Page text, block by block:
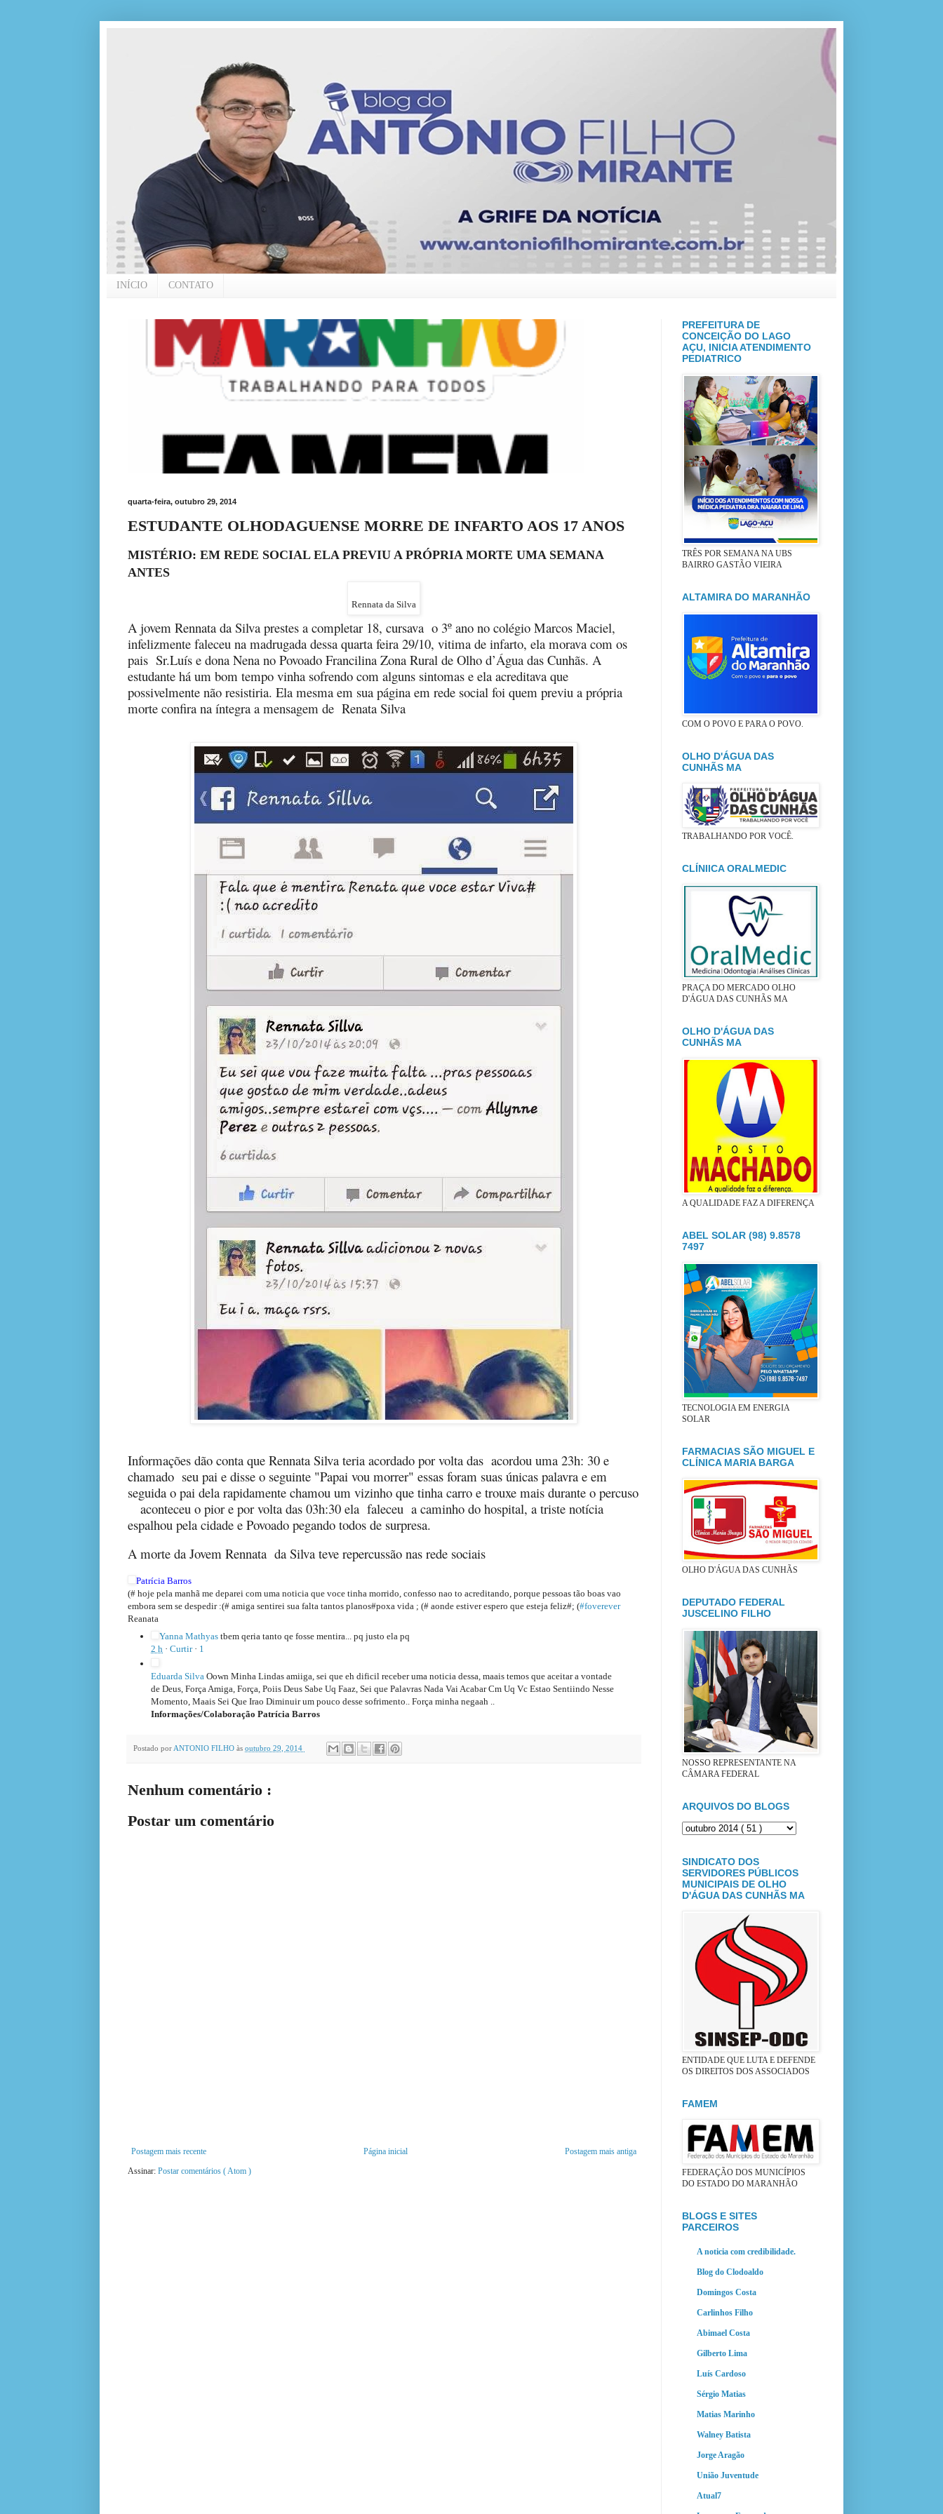
INÍCIO CONTATO
quarta-feira, outubro 29, 2014
ESTUDANTE OLHODAGUENSE MORRE DE INFARTO AOS 17 ANOS
MISTÉRIO: EM REDE SOCIAL ELA PREVIU A PRÓPRIA MORTE UMA SEMANA
ANTES
Rennata da Silva
A jovem Rennata da Silva prestes a completar 18, cursava o 3º ano no colégio Marcos Maciel,
infelizmente faleceu na madrugada dessa quarta feira 29/10, vitima de infarto, ela morava com os
pais Sr.Luís e dona Nena no Povoado Francilina Zona Rural de Olho d’Água das Cunhãs. A
estudante há um bom tempo vinha sofrendo com alguns sintomas e ela acreditava que
possivelmente não resistiria. Ela mesma em sua página em rede social foi quem previu a própria
morte confira na íntegra a mensagem de Renata Silva
Informações dão conta que Rennata Silva teria acordado por volta das acordou uma 23h: 30 e
chamado seu pai e disse o seguinte "Papai vou morrer" essas foram suas únicas palavra e em
seguida o pai dela rapidamente chamou um vizinho que tinha carro e trouxe mais durante o percuso
aconteceu o pior e por volta das 03h:30 ela faleceu a caminho do hospital, a triste notícia
espalhou pela cidade e Povoado pegando todos de surpresa.
A morte da Jovem Rennata da Silva teve repercussão nas rede sociais
Patrícia Barros
(# hoje pela manhã me deparei com uma noticia que voce tinha morrido, confesso nao to acreditando, porque pessoas tão boas vao
embora sem se despedir :(# amiga sentirei sua falta tantos planos#poxa vida ; (# aonde estiver espero que esteja feliz#; (‪#‎foverever‬
Reanata
Yanna Mathyas tbem qeria tanto qe fosse mentira... pq justo ela pq
2 h · Curtir· 1
Eduarda Silva Oown Minha Lindas amiiga, sei que eh dificil receber uma noticia dessa, maais temos que aceitar a vontade
de Deus, Força Amiga, Força, Poiis Deus Sabe Uq Faaz, Sei que Palavras Nada Vai Acabar Cm Uq Vc Estao Sentiindo Nesse
Momento, Maais Sei Que Irao Diminuir um pouco desse sofrimento.. Força minha negaah ..
Informações/Colaboração Patrícia Barros
Postado por ANTONIO FILHO às outubro 29, 2014
Nenhum comentário :
Postar um comentário
Postagem mais recente Postagem mais antiga
Página inicial
Assinar: Postar comentários ( Atom )
PREFEITURA DE
CONCEIÇÃO DO LAGO
AÇU, INICIA ATENDIMENTO
PEDIATRICO
TRÊS POR SEMANA NA UBS
BAIRRO GASTÃO VIEIRA
ALTAMIRA DO MARANHÃO
COM O POVO E PARA O POVO.
OLHO D'ÁGUA DAS
CUNHÃS MA
TRABALHANDO POR VOCÊ.
CLÍNIICA ORALMEDIC
PRAÇA DO MERCADO OLHO
D'ÁGUA DAS CUNHÃS MA
OLHO D'ÁGUA DAS
CUNHÃS MA
A QUALIDADE FAZ A DIFERENÇA
ABEL SOLAR (98) 9.8578
7497
TECNOLOGIA EM ENERGIA
SOLAR
FARMACIAS SÃO MIGUEL E
CLÍNICA MARIA BARGA
OLHO D'ÁGUA DAS CUNHÃS
DEPUTADO FEDERAL
JUSCELINO FILHO
NOSSO REPRESENTANTE NA
CÂMARA FEDERAL
ARQUIVOS DO BLOGS
SINDICATO DOS
SERVIDORES PÚBLICOS
MUNICIPAIS DE OLHO
D'ÁGUA DAS CUNHÃS MA
ENTIDADE QUE LUTA E DEFENDE
OS DIREITOS DOS ASSOCIADOS
FAMEM
FEDERAÇÃO DOS MUNICÍPIOS
DO ESTADO DO MARANHÃO
BLOGS E SITES
PARCEIROS
A noticia com credibilidade.
Blog do Clodoaldo
Domingos Costa
Carlinhos Filho
Abimael Costa
Gilberto Lima
Luís Cardoso
Sérgio Matias
Matias Marinho
Walney Batista
Jorge Aragão
União Juventude
Atual7